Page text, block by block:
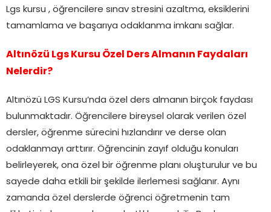
Lgs kursu , öğrencilere sınav stresini azaltma, eksiklerini
tamamlama ve başarıya odaklanma imkanı sağlar.
Altınözü Lgs Kursu Özel Ders Almanın Faydaları
Nelerdir?
Altınözü LGS Kursu’nda özel ders almanın birçok faydası
bulunmaktadır. Öğrencilere bireysel olarak verilen özel
dersler, öğrenme sürecini hızlandırır ve derse olan
odaklanmayı arttırır. Öğrencinin zayıf olduğu konuları
belirleyerek, ona özel bir öğrenme planı oluşturulur ve bu
sayede daha etkili bir şekilde ilerlemesi sağlanır. Aynı
zamanda özel derslerde öğrenci öğretmenin tam